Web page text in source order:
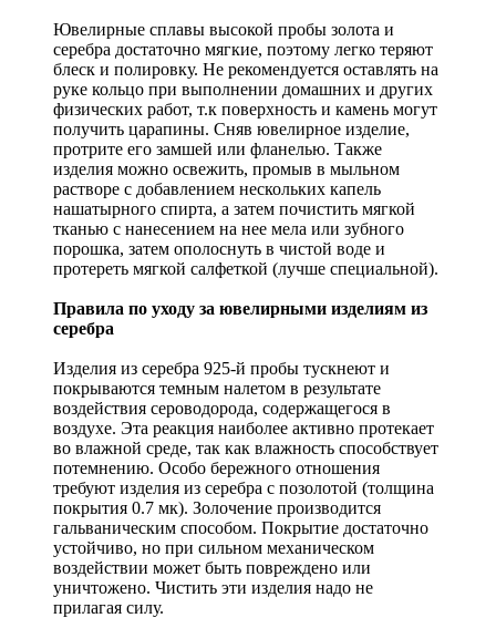
Ювелирные сплавы высокой пробы золота и
серебра достаточно мягкие, поэтому легко теряют
блеск и полировку. Не рекомендуется оставлять на
руке кольцо при выполнении домашних и других
физических работ, т.к поверхность и камень могут
получить царапины. Сняв ювелирное изделие,
протрите его замшей или фланелью. Также
изделия можно освежить, промыв в мыльном
растворе с добавлением нескольких капель
нашатырного спирта, а затем почистить мягкой
тканью с нанесением на нее мела или зубного
порошка, затем ополоснуть в чистой воде и
протереть мягкой салфеткой (лучше специальной).
Правила по уходу за ювелирными изделиям из
серебра
Изделия из серебра 925-й пробы тускнеют и
покрываются темным налетом в результате
воздействия сероводорода, содержащегося в
воздухе. Эта реакция наиболее активно протекает
во влажной среде, так как влажность способствует
потемнению. Особо бережного отношения
требуют изделия из серебра с позолотой (толщина
покрытия 0.7 мк). Золочение производится
гальваническим способом. Покрытие достаточно
устойчиво, но при сильном механическом
воздействии может быть повреждено или
уничтожено. Чистить эти изделия надо не
прилагая силу.